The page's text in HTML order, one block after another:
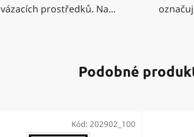
vázacích prostředků. Na...
Podobné
Kód: 202902_100